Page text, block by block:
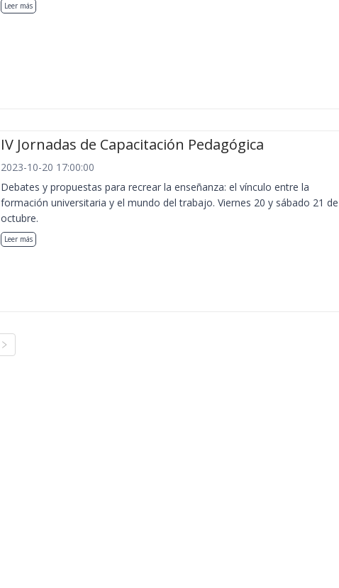
Leer más
IV Jornadas de Capacitación Pedagógica
2023-10-20 17:00:00
Debates y propuestas para recrear la enseñanza: el vínculo entre la
formación universitaria y el mundo del trabajo. Viernes 20 y sábado 21 de
octubre.
Leer más